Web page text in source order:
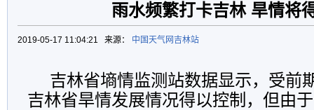
雨水频繁打卡吉林 旱情将
2019-05-17 11:04:21 来源： 中国天气网吉林站
吉林省墒情监测站数据显示，受前
吉林省旱情发展情况得以控制，但由